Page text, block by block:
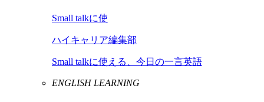
Small talkに使
ハイキャリア編集部
Small talkに使える、今日の一言英語
ENGLISH LEARNING